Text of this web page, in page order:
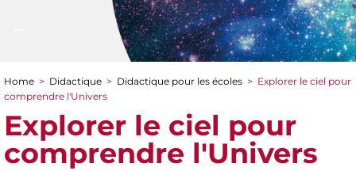
You are here
Home > Didactique > Didactique pour les écoles > Explorer le ciel pour
comprendre l'Univers
Explorer le ciel pour
comprendre l'Univers